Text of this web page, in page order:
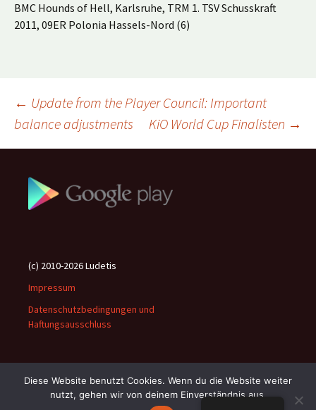
BMC Hounds of Hell, Karlsruhe, TRM 1. TSV Schusskraft
2011, 09ER Polonia Hassels-Nord (6)
Beitragsnavigation
← Update from the Player Council: Important
balance adjustments
KiO World Cup Finalisten →
(c) 2010-2026 Ludetis
Impressum
Datenschutzbedingungen und
Haftungsausschluss
Diese Website benutzt Cookies. Wenn du die Website weiter
nutzt, gehen wir von deinem Einverständnis aus.